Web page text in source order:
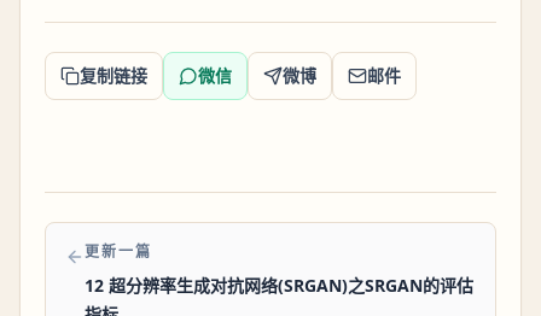
复制链接 微信 微博 邮件
更新一篇
12 超分辨率生成对抗网络(SRGAN)之SRGAN的评估